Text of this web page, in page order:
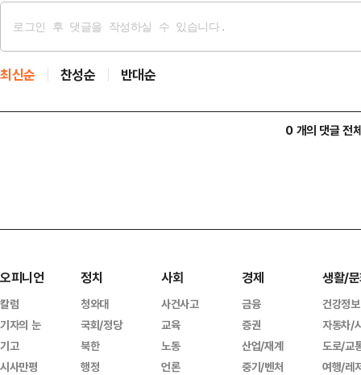
최신순 찬성순 반대순
0 개의 댓글 전
오피니언
칼럼
기자의 눈
기고
시사만평
정치
청와대
국회/정당
북한
행정
사회
사건사고
교육
노동
언론
경제
금융
증권
산업/재계
중기/벤처
생활/
건강정보
자동차/
도로/교
여행/레